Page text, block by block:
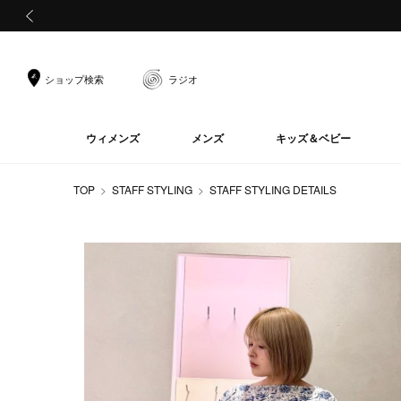
ショップ検索 ラジオ
ウィメンズ メンズ キッズ＆ベビー
TOP STAFF STYLING STAFF STYLING DETAILS